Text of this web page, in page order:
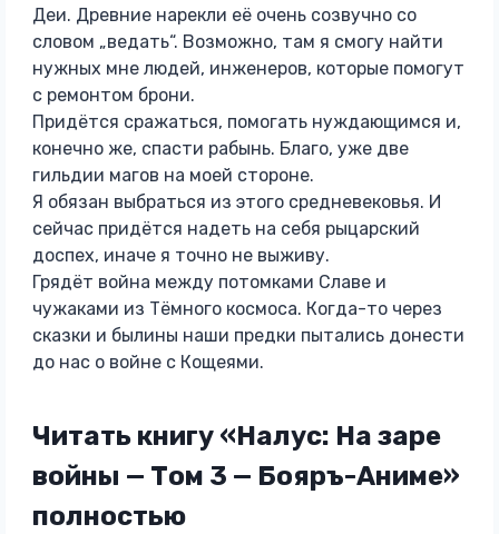
Деи. Древние нарекли её очень созвучно со
словом „ведать“. Возможно, там я смогу найти
нужных мне людей, инженеров, которые помогут
с ремонтом брони.
Придётся сражаться, помогать нуждающимся и,
конечно же, спасти рабынь. Благо, уже две
гильдии магов на моей стороне.
Я обязан выбраться из этого средневековья. И
сейчас придётся надеть на себя рыцарский
доспех, иначе я точно не выживу.
Грядёт война между потомками Славе и
чужаками из Тёмного космоса. Когда-то через
сказки и былины наши предки пытались донести
до нас о войне с Кощеями.
Читать книгу «Налус: На заре
войны — Том 3 — Бояръ-Аниме»
полностью